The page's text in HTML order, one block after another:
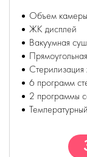
Объем
ЖК дисплей
Вакуумная
6 программ
2 программы